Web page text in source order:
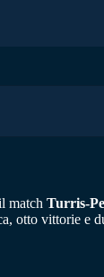
match Turris-
otto vittorie